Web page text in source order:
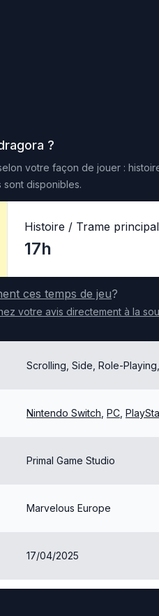
?
votre façon de jouer :
disponibles.
Histoire / Trame
17h
ces temps de jeu?
votre avis directement à la
Scrolling, Side, Role-
Nintendo Switch PC
Primal Game Studio
Marvelous Europe
17/04/2025